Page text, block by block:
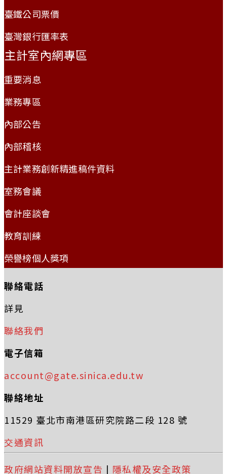
臺鐵公司票價
臺灣銀行匯率表
主計室內網專區
重要消息
業務專區
內部公告
內部稽核
主計業務創新精進稿件資料
室務會議
會計座談會
教育訓練
榮譽榜個人獎項
聯絡電話
詳見
聯絡我們
電子信箱
account@gate.sinica.edu.tw
聯絡地址
11529 臺北市南港區研究院路二段 128 號
交通資訊
政府網站資料開放宣告 | 隱私權及安全政策